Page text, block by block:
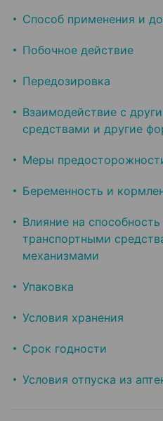
Способ применения и
Побочное действие
Передозировка
Взаимодействие с
средствами и другие
Меры
Беременность и
Влияние на способность
транспортными
механизмами
Упаковка
Условия хранения
Срок годности
Условия отпуска из